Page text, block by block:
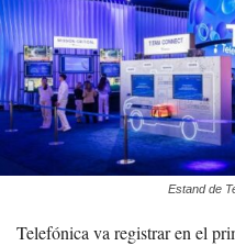
Estand de
Telefónica va registrar en el